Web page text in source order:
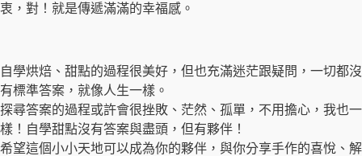
衷，對！就是傳遞滿滿的幸福感。
自學烘焙、甜點的過程很美好，但也充滿迷茫跟疑問，一切都沒
有標準答案，就像人生一樣。
探尋答案的過程或許會很挫敗、茫然、孤單，不用擔心，我也一
樣！自學甜點沒有答案與盡頭，但有夥伴！
希望這個小小天地可以成為你的夥伴，與你分享手作的喜悅、解